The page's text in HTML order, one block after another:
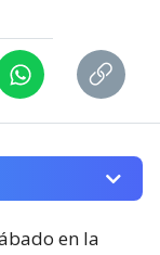
en la